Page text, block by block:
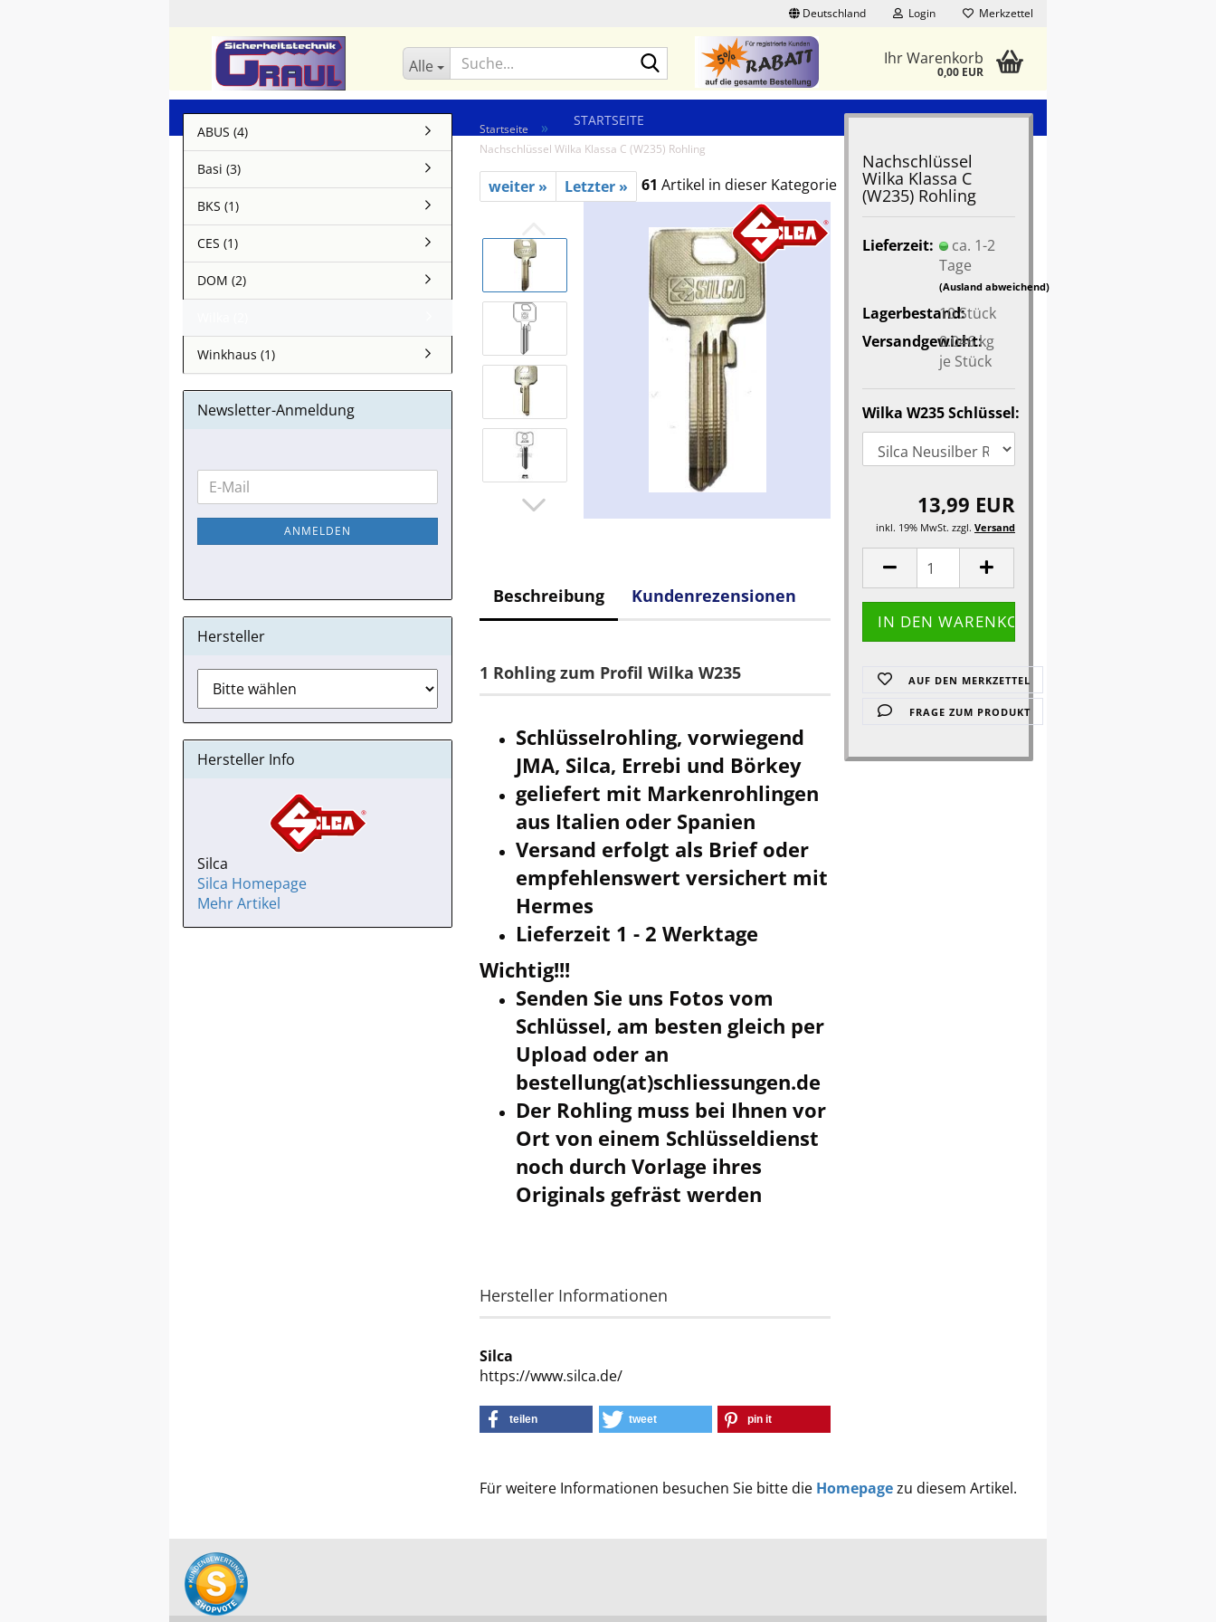
Deutschland Login Merkzettel
Alle Suche... Ihr Warenkorb
0,00 EUR
STARTSEITE
Startseite »
Nachschlüssel Wilka Klassa C (W235) Rohling
weiter » Letzter » 61 Artikel in dieser Kategorie
Nachschlüssel
Wilka Klassa C
(W235) Rohling
Lieferzeit:
ca. 1-2
Tage
(Ausland abweichend)
Lagerbestand:
10Stück
Versandgewicht:
0.046kg
je Stück
Wilka W235 Schlüssel:
13,99 EUR
inkl. 19% MwSt. zzgl. Versand
AUF DEN MERKZETTEL
FRAGE ZUM PRODUKT
Beschreibung Kundenrezensionen
1 Rohling zum Profil Wilka W235
Schlüsselrohling, vorwiegend
JMA, Silca, Errebi und Börkey
geliefert mit Markenrohlingen
aus Italien oder Spanien
Versand erfolgt als Brief oder
empfehlenswert versichert mit
Hermes
Lieferzeit 1 - 2 Werktage
Wichtig!!!
Senden Sie uns Fotos vom
Schlüssel, am besten gleich per
Upload oder an
bestellung(at)schliessungen.de
Der Rohling muss bei Ihnen vor
Ort von einem Schlüsseldienst
noch durch Vorlage ihres
Originals gefräst werden
Hersteller Informationen
Silca
https://www.silca.de/
teilen tweet pin it
Für weitere Informationen besuchen Sie bitte die Homepagezu diesem Artikel.
ABUS (4)
Basi (3)
BKS (1)
CES (1)
DOM (2)
Winkhaus (1)
Newsletter-Anmeldung
WEITER
ZUR
NEWSLETTER-
ANMELDUNG
E-
Mail
ANMELDEN
Hersteller
Hersteller Info
Silca
Silca Homepage
Mehr Artikel